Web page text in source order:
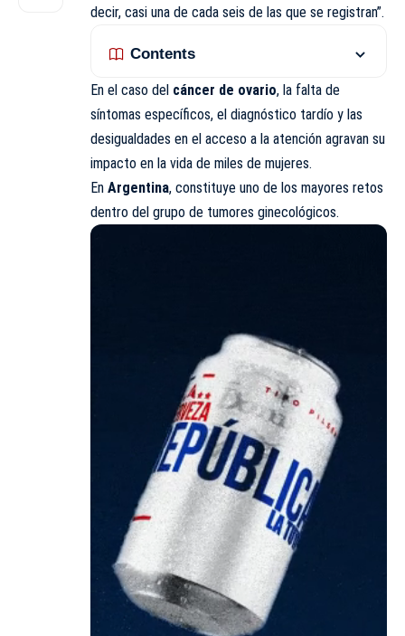
decir, casi una de cada seis de las que se registran”.
Contents
En el caso del cáncer de ovario, la falta de
síntomas específicos, el diagnóstico tardío y las
desigualdades en el acceso a la atención agravan su
impacto en la vida de miles de mujeres.
En Argentina, constituye uno de los mayores retos
dentro del grupo de tumores ginecológicos.